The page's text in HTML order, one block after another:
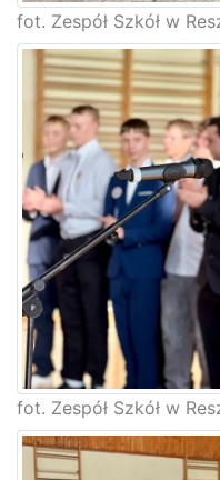
fot. Zespół Szkół w
fot. Zespół Szkół w